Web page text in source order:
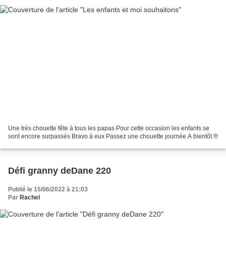
Une très chouette fête à tous les papas Pour cette occasion les enfants se
sont encore surpassés Bravo à eux Passez une chouette journée A bientôt !!!
Défi granny deDane 220
Publié le 15/06/2022 à 21:03
Par Rachel